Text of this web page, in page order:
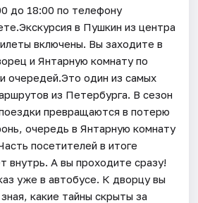
до 18:00 по телефону
в Пушкин из центра
включены. Вы заходите в
и Янтарную комнату по
очередей.Это один из самых
из Петербурга. В сезон
превращаются в потерю
очередь в Янтарную комнату
посетителей в итоге
внутрь. А вы проходите сразу!
уже в автобусе. К дворцу вы
какие тайны скрыты за